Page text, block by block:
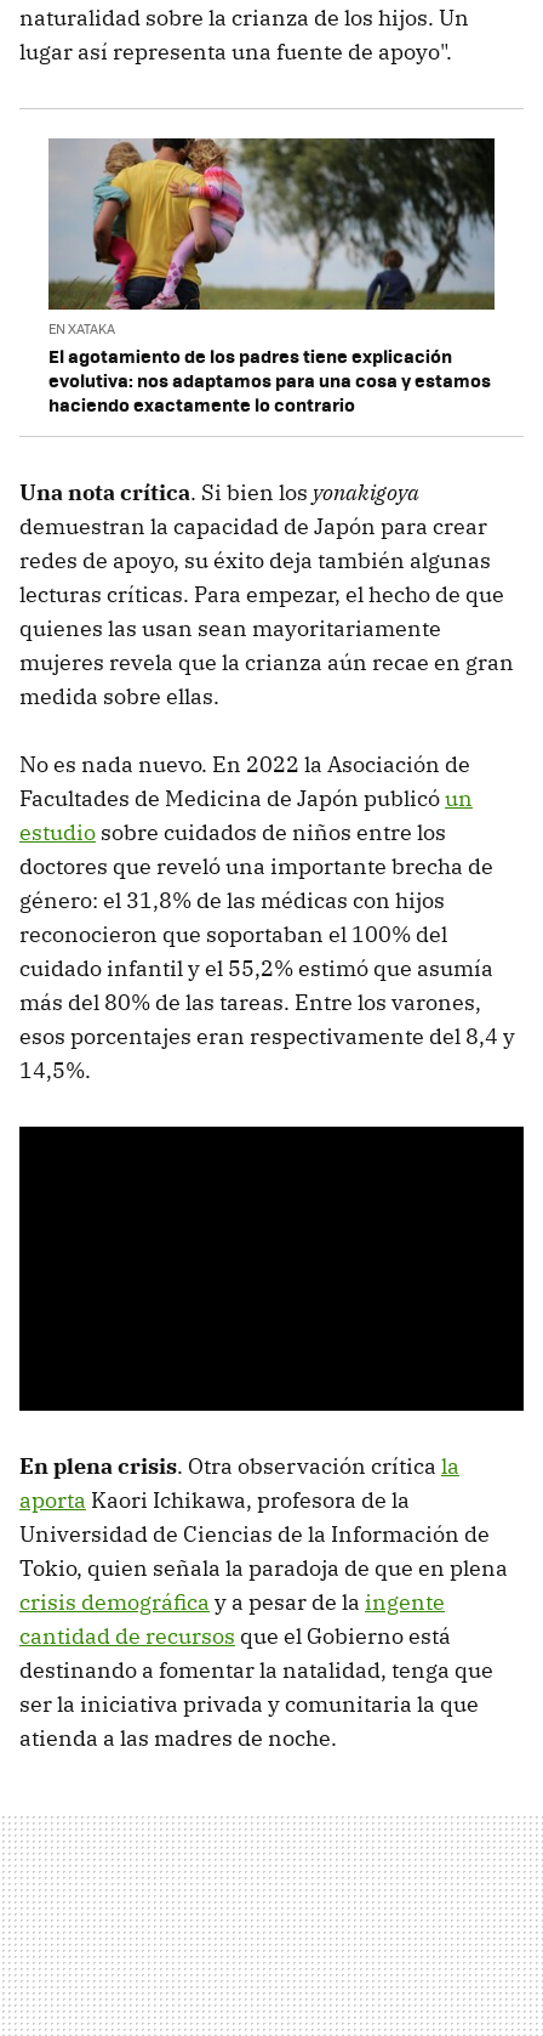
naturalidad sobre la crianza de los hijos. Un
lugar así representa una fuente de apoyo".
EN XATAKA
El agotamiento de los padres tiene explicación
evolutiva: nos adaptamos para una cosa y estamos
haciendo exactamente lo contrario
Una nota crítica. Si bien los yonakigoya
demuestran la capacidad de Japón para crear
redes de apoyo, su éxito deja también algunas
lecturas críticas. Para empezar, el hecho de que
quienes las usan sean mayoritariamente
mujeres revela que la crianza aún recae en gran
medida sobre ellas.
No es nada nuevo. En 2022 la Asociación de
Facultades de Medicina de Japón publicóun
estudio sobre cuidados de niños entre los
doctores que reveló una importante brecha de
género: el 31,8% de las médicas con hijos
reconocieron que soportaban el 100% del
cuidado infantil y el 55,2% estimó que asumía
más del 80% de las tareas. Entre los varones,
esos porcentajes eran respectivamente del 8,4 y
14,5%.
En plena crisis. Otra observación crítica la
aporta Kaori Ichikawa, profesora de la
Universidad de Ciencias de la Información de
Tokio, quien señala la paradoja de que en plena
crisis demográfica y a pesar de la ingente
cantidad de recursos que el Gobierno está
destinando a fomentar la natalidad, tenga que
ser la iniciativa privada y comunitaria la que
atienda a las madres de noche.